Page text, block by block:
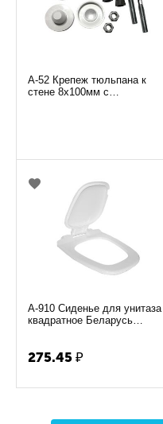
А-52 Крепеж тюльпана к
стене 8х100мм с
А-910 Сиденье для унитаза
квадратное Беларусь
275.45 ₽